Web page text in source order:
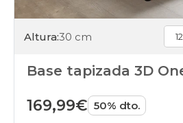
Altura:30 cm
Base tapizada 3D
169,99€ 50% dto.